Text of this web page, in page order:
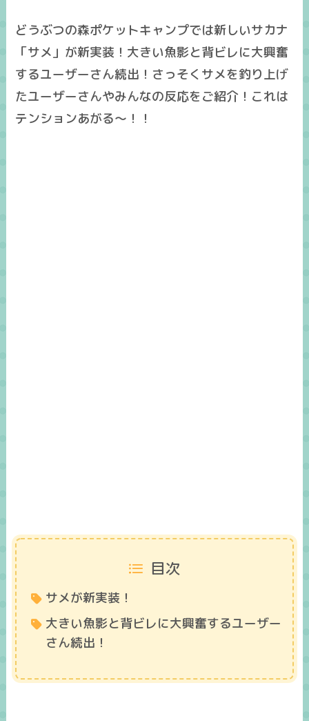
どうぶつの森ポケットキャンプでは新しいサカナ
「サメ」が新実装！大きい魚影と背ビレに大興奮
するユーザーさん続出！さっそくサメを釣り上げ
たユーザーさんやみんなの反応をご紹介！これは
テンションあがる～！！
目次
サメが新実装！
大きい魚影と背ビレに大興奮するユーザー
さん続出！